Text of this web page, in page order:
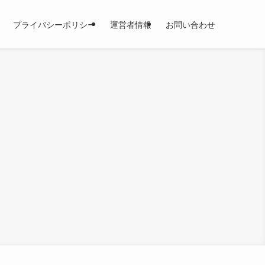
プライバシーポリシー 運営者情報 お問い合わせ